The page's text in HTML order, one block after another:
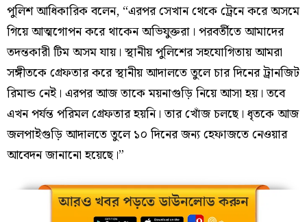
পুলিশ আধিকারিক বলেন, “এরপর সেখান থেকে ট্রেনে করে অসমে
গিয়ে আত্মগোপন করে থাকেন অভিযুক্তরা। পরবর্তীতে আমাদের
তদন্তকারী টিম অসম যায়। স্থানীয় পুলিশের সহযোগিতায় আমরা
সঙ্গীতকে গ্রেফতার করে স্থানীয় আদালতে তুলে চার দিনের ট্রানজিট
রিমান্ড নেই। এরপর আজ তাকে ময়নাগুড়ি নিয়ে আসা হয়। তবে
এখন পর্যন্ত পরিমল গ্রেফতার হয়নি। তার খোঁজ চলছে। ধৃতকে আজ
জলপাইগুড়ি আদালতে তুলে ১০ দিনের জন্য হেফাজতে নেওয়ার
আবেদন জানানো হয়েছে।”